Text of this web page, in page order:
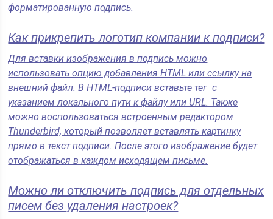
форматированную подпись.
Как прикрепить логотип компании к подписи?
Для вставки изображения в подпись можно
использовать опцию добавления HTML или ссылку на
внешний файл. В HTML-подписи вставьте тег с
указанием локального пути к файлу или URL. Также
можно воспользоваться встроенным редактором
Thunderbird, который позволяет вставлять картинку
прямо в текст подписи. После этого изображение будет
отображаться в каждом исходящем письме.
Можно ли отключить подпись для отдельных
писем без удаления настроек?